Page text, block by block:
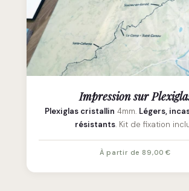
Impression sur
Plexiglas cristallin 4mm. Légers,
résistants. Kit de fixation
À partir de 89,00 €